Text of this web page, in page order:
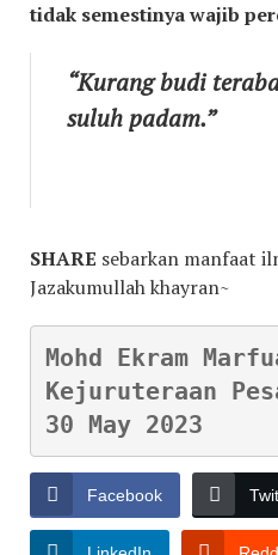
tidak semestinya wajib
“Kurang budi
suluh padam.”
SHARE sebarkan manfaat
Jazakumullah khayran~
Mohd Ekram
Kejuruteraan
30 May 2023
Facebook